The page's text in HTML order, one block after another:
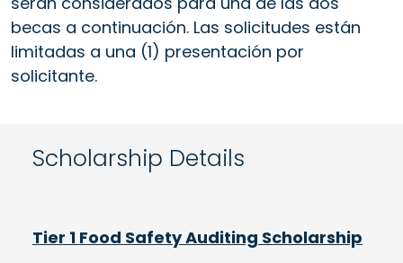
becas a continuación. Las solicitudes están
limitadas a una (1) presentación por
solicitante.
Scholarship Details
Tier 1 Food Safety Auditing Scholarship